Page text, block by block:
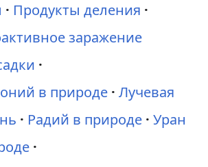
Продукты деления
заражение
в природе Лучевая
Радий в природе Уран